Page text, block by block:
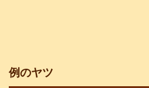
例のヤツ